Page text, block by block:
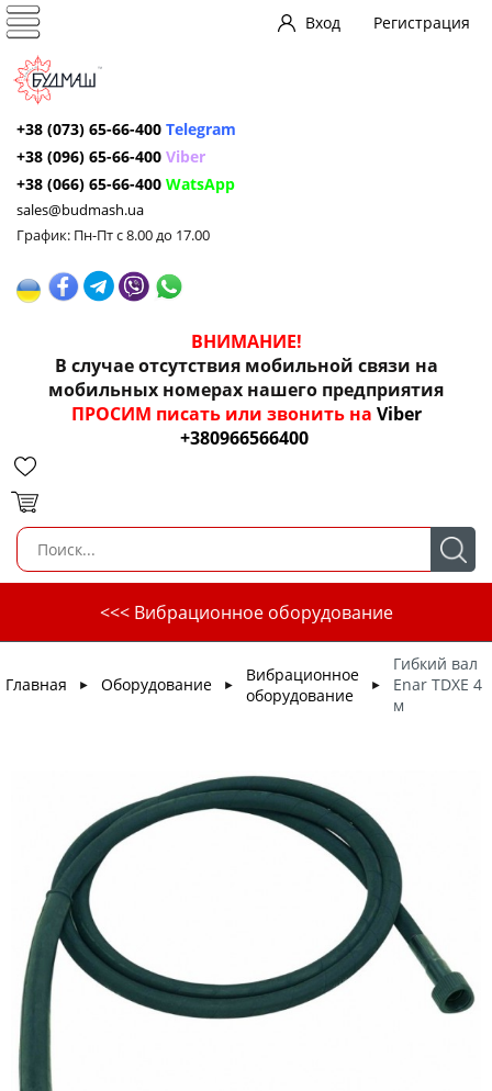
Вход Регистрация
+38 (073) 65-66-400 Telegram
+38 (096) 65-66-400 Viber
+38 (066) 65-66-400 WatsApp
sales@budmash.ua
График: Пн-Пт с 8.00 до 17.00
ВНИМАНИЕ!
В случае отсутствия мобильной связи на
мобильных номерах нашего предприятия
ПРОСИМ писать или звонить на Viber
+380966566400
<<< Вибрационное оборудование
Главная ► Оборудование ►
Вибрационное
оборудование
►
Гибкий вал
Enar TDXE 4
м